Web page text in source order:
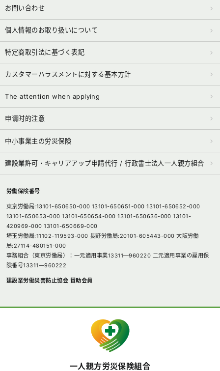
お問い合わせ
個人情報のお取り扱いについて
特定商取引法に基づく表記
カスタマーハラスメントに対する基本方針
The attention when applying
申请时的注意
中小事業主の労災保険
建設業許可・キャリアアップ申請代行 / 行政書士法人一人親方組合
労働保険番号
東京労働局:13101-650650-000 13101-650651-000 13101-650652-000
13101-650653-000 13101-650654-000 13101-650636-000 13101-
420969-000 13101-650669-000
埼玉労働局:11102-119593-000 長野労働局:20101-605443-000 大阪労働
局:27114-480151-000
事務組合（東京労働局）：一元適用事業13311―960220 二元適用事業の雇用保
険番号13311―960222
建設業労働災害防止協会 賛助会員
一人親方労災保険組合